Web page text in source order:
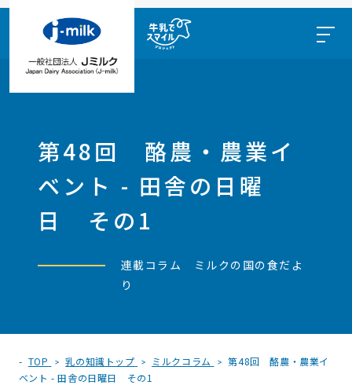
第48回 酪農・農業イ
ベント - 田舎の日曜
日 その1
連載コラム ミルクの国の食だよ
り
TOP 乳の知識トップ ミルクコラム
第48回 酪農・農業イ
ベント - 田舎の日曜日 その1